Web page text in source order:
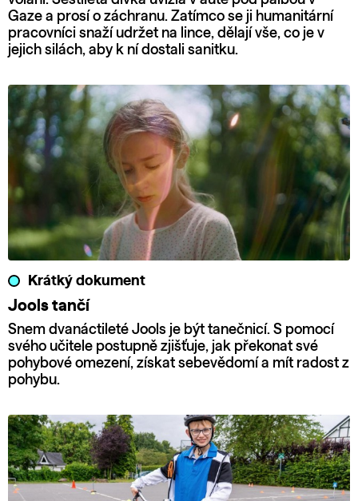
Gaze a prosí o záchranu. Zatímco se ji humanitární
pracovníci snaží udržet na lince, dělají vše, co je v
jejich silách, aby k ní dostali sanitku.
Krátký dokument
Jools tančí
Snem dvanáctileté Jools je být tanečnicí. S pomocí
svého učitele postupně zjišťuje, jak překonat své
pohybové omezení, získat sebevědomí a mít radost z
pohybu.